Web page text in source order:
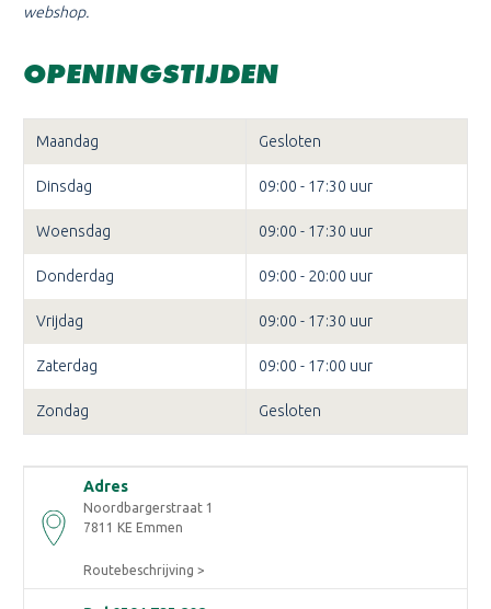
webshop.
OPENINGSTIJDEN
Maandag Gesloten
Dinsdag 09:00 - 17:30 uur
Woensdag 09:00 - 17:30 uur
Donderdag 09:00 - 20:00 uur
Vrijdag 09:00 - 17:30 uur
Zaterdag 09:00 - 17:00 uur
Zondag Gesloten
Adres
Noordbargerstraat 1
7811 KE Emmen
Routebeschrijving >